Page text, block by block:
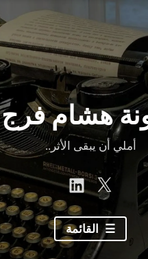
هشام فرج
أملي أن يبقى الأثر..
Twitter
linkedin